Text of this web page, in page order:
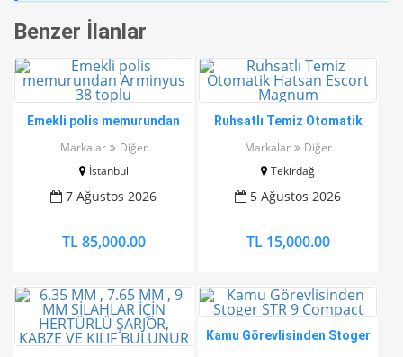
Benzer İlanlar
Emekli polis memurundan
Markalar
Diğer
İstanbul
7 Ağustos 2026
TL 85,000.00
Ruhsatlı Temiz Otomatik
Markalar
Diğer
Tekirdağ
5 Ağustos 2026
TL 15,000.00
Kamu Görevlisinden Stoger